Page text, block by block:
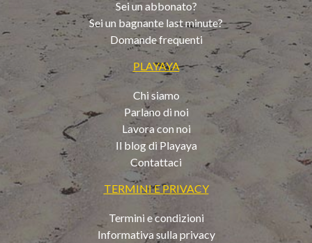
Sei un abbonato?
Sei un bagnante last minute?
Domande frequenti
PLAYAYA
Chi siamo
Parlano di noi
Lavora con noi
Il blog di Playaya
Contattaci
TERMINI E PRIVACY
Termini e condizioni
Informativa sulla privacy